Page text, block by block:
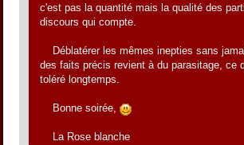
c'est pas la quantité mais la qualité des
discours qui compte.
Déblatérer les mêmes inepties sans
des faits précis revient à du parasitage, ce
toléré longtemps.
Bonne soirée,
La Rose blanche